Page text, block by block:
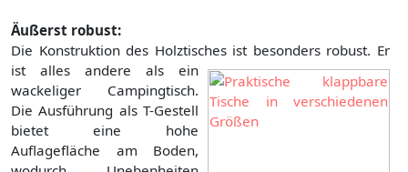
Äußerst robust:
Die Konstruktion des Holztisches ist besonders robust. Er
ist alles andere als ein
wackeliger Campingtisch.
Die Ausführung als T-Gestell
bietet eine hohe
Auflagefläche am Boden,